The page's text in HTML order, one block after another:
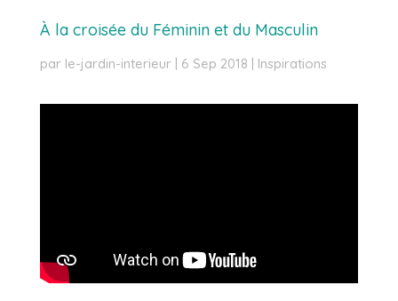
À la croisée du Féminin et du Masculin
par le-jardin-interieur| 6 Sep 2018 | Inspirations